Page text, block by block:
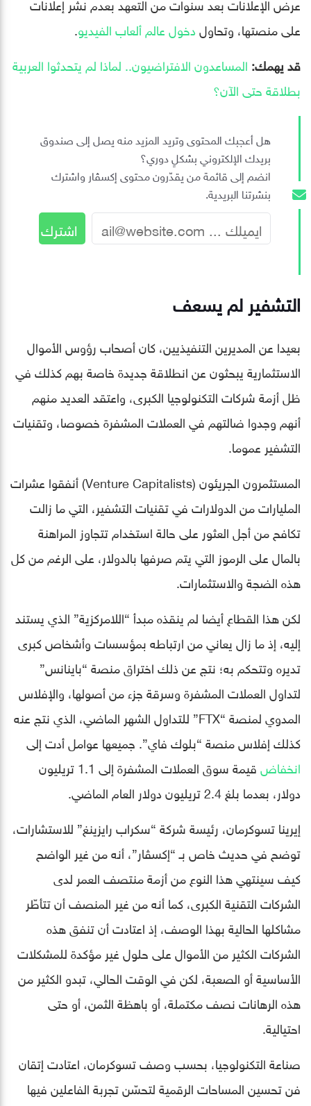
على منصتها، وتحاولدخول عالم ألعاب الفيديو.
قد يهمك: المساعدون الافتراضيون.. لماذا لم يتحدثوا العربية
بطلاقة حتى الآن؟
هل أعجبك المحتوى وتريد المزيد منه يصل إلى صندوق
بريدك الإلكتروني بشكلٍ دوري؟
انضم إلى قائمة من يقدّرون محتوى إكسڤار واشترك
بنشرتنا البريدية.
التشفير لم يسعف
بعيدا عن المديرين التنفيذيين، كان أصحاب رؤوس الأموال
الاستثمارية يبحثون عن انطلاقة جديدة خاصة بهم كذلك في
ظل أزمة شركات التكنولوجيا الكبرى، واعتقد العديد منهم
أنهم وجدوا ضالتهم في العملات المشفرة خصوصا، وتقنيات
التشفير عموما.
المستثمرون الجريئون (Venture Capitalists) أنفقوا عشرات
المليارات من الدولارات في تقنيات التشفير، التي ما زالت
تكافح من أجل العثور على حالة استخدام تتجاوز المراهنة
بالمال على الرموز التي يتم صرفها بالدولار، على الرغم من كل
هذه الضجة والاستثمارات.
لكن هذا القطاع أيضا لم ينقذه مبدأ “اللامركزية” الذي يستند
إليه، إذ ما زال يعاني من ارتباطه بمؤسسات وأشخاص كبرى
تديره وتتحكم به؛ نتج عن ذلك اختراق منصة “باينانس”
لتداول العملات المشفرة وسرقة جزء من أصولها، والإفلاس
المدوي لمنصة “FTX” للتداول الشهر الماضي، الذي نتج عنه
كذلك إفلاس منصة “بلوك فاي”. جميعها عوامل أدت إلى
انخفاض
قيمة سوق العملات المشفرة إلى 1.1 تريليون
دولار، بعدما بلغ 2.4 تريليون دولار العام الماضي.
إيرينا تسوكرمان، رئيسة شركة “سكراب رايزينغ” للاستشارات،
توضح في حديث خاص بـ “إكسڤار”، أنه من غير الواضح
كيف سينتهي هذا النوع من أزمة منتصف العمر لدى
الشركات التقنية الكبرى، كما أنه من غير المنصف أن تتأطّر
مشاكلها الحالية بهذا الوصف، إذ اعتادت أن تنفق هذه
الشركات الكثير من الأموال على حلول غير مؤكدة للمشكلات
الأساسية أو الصعبة، لكن في الوقت الحالي، تبدو الكثير من
هذه الرهانات نصف مكتملة، أو باهظة الثمن، أو حتى
احتيالية.
صناعة التكنولوجيا، بحسب وصف تسوكرمان، اعتادت إتقان
فن تحسين المساحات الرقمية لتحسّن تجربة الفاعلين فيها